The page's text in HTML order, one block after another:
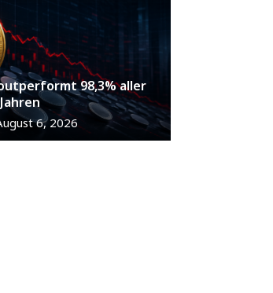
98,3% aller
6, 2026